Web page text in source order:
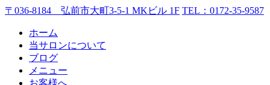
〒036-8184 弘前市大町3-5-1 MKビル 1F TEL：0172-35-9587
ホーム
当サロンについて
ブログ
メニュー
お客様へ